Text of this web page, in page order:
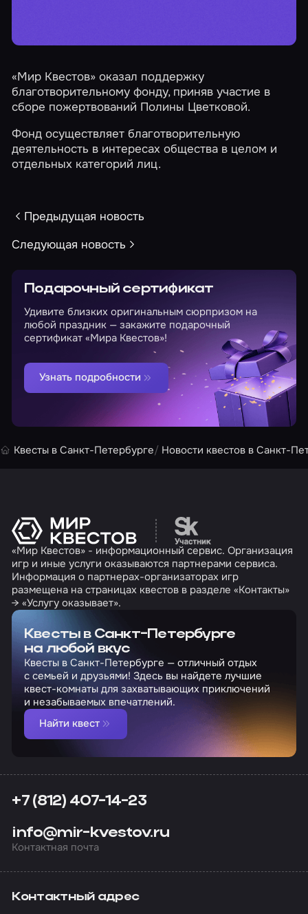
«Мир Квестов» оказал поддержку
благотворительному фонду, приняв участие в
сборе пожертвований Полины Цветковой.
Фонд осуществляет благотворительную
деятельность в интересах общества в целом и
отдельных категорий лиц.
Предыдущая новость
Следующая новость
Подарочный сертификат
Удивите близких оригинальным сюрпризом на
любой праздник — закажите подарочный
сертификат «Мира Квестов»!
Узнать подробности
Квесты в Санкт-Петербурге Новости квестов в Санкт-
Перейти на сайт
«Мир Квестов» - информационный сервис. Организация
игр и иные услуги оказываются партнерами сервиса.
Информация о партнерах-организаторах игр
размещена на страницах квестов в разделе «Контакты»
→ «Услугу оказывает».
Квесты в Санкт-Петербурге
на любой вкус
Квесты в Санкт-Петербурге — отличный отдых
с семьей и друзьями! Здесь вы найдете лучшие
квест-комнаты для захватывающих приключений
и незабываемых впечатлений.
Найти квест
+7 (812) 407-14-23
info@mir-kvestov.ru
Контактная почта
Контактный адрес